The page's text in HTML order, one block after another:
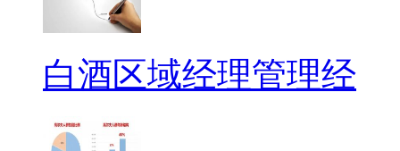
白酒区域经理管理经